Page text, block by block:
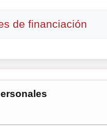
de financiación
total del curso de una sola